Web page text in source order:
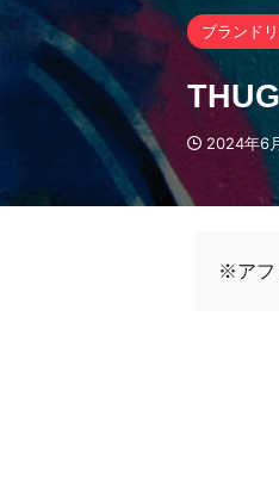
ブランド
2024年6
※アフ